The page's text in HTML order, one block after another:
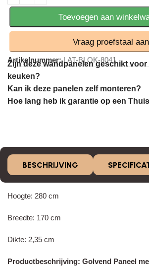
Toevoegen aan
Vraag proefstaal aan
Artikelnummer:LAT-BLOK-8041
Zijn deze wandpanelen geschikt
keuken?
Kan ik deze panelen zelf monteren?
Hoe lang heb ik garantie op een
BESCHRIJVING
Hoogte: 280 cm
Breedte: 170 cm
Dikte: 2,35 cm
Productbeschrijving: Golvend Paneel